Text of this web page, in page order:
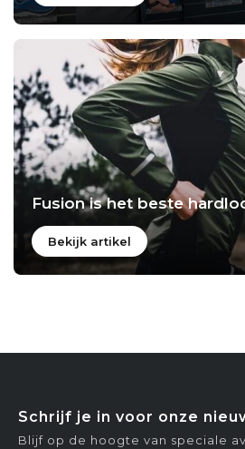
Fusion is het beste
Bekijk artikel
Schrijf je in voor onze
Blijf op de hoogte van speciale